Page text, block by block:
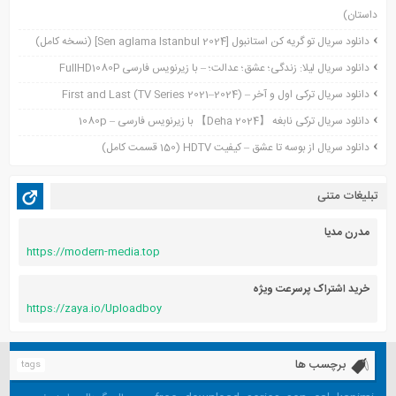
آگوست 2021
جولای 2021
ژوئن 2021
می 2021
آگوست 2020
داستان)
دانلود سریال تو گریه کن استانبول [Sen aglama Istanbul 2024] (نسخه کامل)
دانلود سریال لیلا: زندگی؛ عشق؛ عدالت؛ – با زیرنویس فارسی FullHD1080P
دانلود سریال ترکی اول و آخر – First and Last (TV Series 2021–2024)
دانلود سریال ترکی نابغه 【Deha 2024】 با زیرنویس فارسی – 1080p
دانلود سریال از بوسه تا عشق – کیفیت HDTV (150 قسمت کامل)
تبلیغات متنی
مدرن مدیا
https://modern-media.top
خرید اشتراک پرسرعت ویژه
https://zaya.io/Uploadboy
برچسب ها tags